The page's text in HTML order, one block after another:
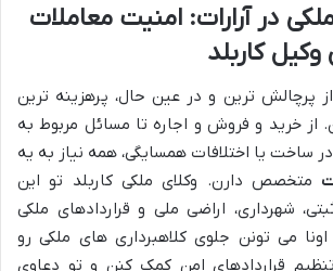
در آرارات: امنیت معاملات
کاربلد
پرچالش ترین و در عین حال، پرهزینه ترین
خرید و فروش و اجاره تا مسائل مربوط به
ساخت یا اختلافات همسایگی، همه نیاز به یه
متخصص دارن. وکلای ملکی کاربلد تو این
شهرداری، اراضی ملی و قراردادهای ملکی
می تونن جلوی کلاهبرداری های ملکی رو
قراردادهای امن کمک کنن و تو دعاوی